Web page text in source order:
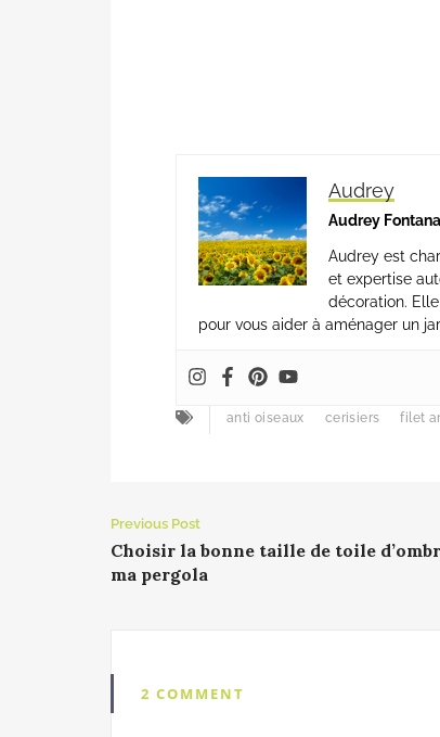
Audrey
Audrey
Audrey est
et expertise
décoration.
pour vous aider à aménager un
anti oiseaux cerisiers filet
Previous Post
Choisir la bonne taille de toile
ma pergola
2 COMMENT